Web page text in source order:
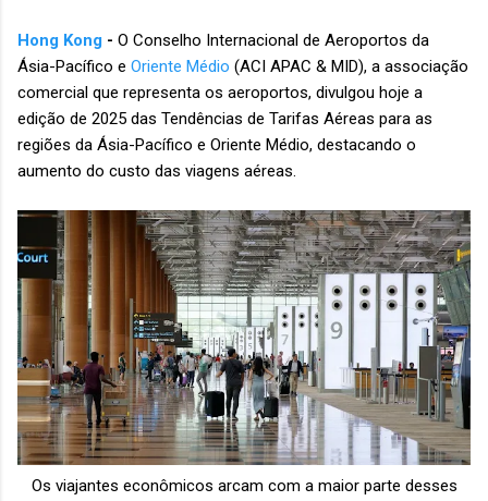
Hong Kong - O Conselho Internacional de Aeroportos da
Ásia-Pacífico e Oriente Médio (ACI APAC & MID), a associação
comercial que representa os aeroportos, divulgou hoje a
edição de 2025 das Tendências de Tarifas Aéreas para as
regiões da Ásia-Pacífico e Oriente Médio, destacando o
aumento do custo das viagens aéreas.
Os viajantes econômicos arcam com a maior parte desses